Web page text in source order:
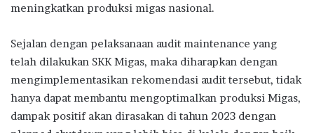
meningkatkan produksi migas nasional.
Sejalan dengan pelaksanaan audit maintenance yang
telah dilakukan SKK Migas, maka diharapkan dengan
mengimplementasikan rekomendasi audit tersebut, tidak
hanya dapat membantu mengoptimalkan produksi Migas,
dampak positif akan dirasakan di tahun 2023 dengan